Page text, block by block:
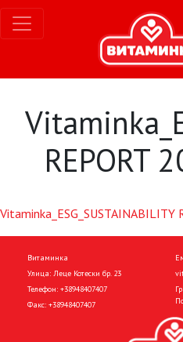
REPORT
Vitaminka_ESG_SUSTAINABILITY
Витаминка
Улица: Леце Котески бр. 23
Телефон: +38948407407
Факс: +38948407407